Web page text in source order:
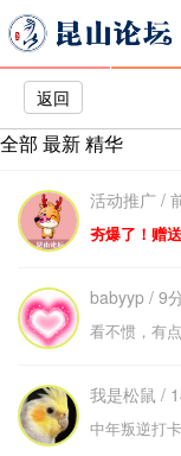
返回
全部 最新精华
活动推广 /
夯爆了！赠
babyyp / 9
看不惯，有
我是松鼠 /
中年叛逆打